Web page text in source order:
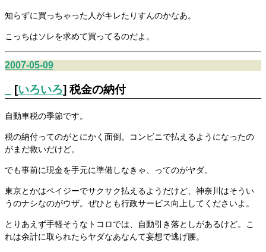
知らずに買っちゃった人がキレたりすんのかなあ。
こっちはソレを求めて買ってるのだよ。
2007-05-09
[いろいろ] 税金の納付
自動車税の季節です。
税の納付ってのがとにかく面倒。コンビニで払えるようになったの
がまだ救いだけど。
でも事前に現金を手元に準備しなきゃ、ってのがヤダ。
東京とかはペイジーでサクサク払えるようだけど、神奈川はそうい
うのナシなのがウザ。ぜひとも行政サービス向上してくださいよ。
とりあえず手軽そうなトコロでは、自動引き落としがあるけど。こ
れは余計に取られたらヤダなあなんて妄想で逃げ腰。